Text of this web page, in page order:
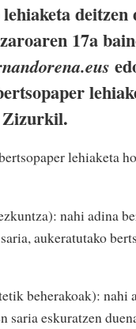
17a
Zizurkil.
lehiaketa
nahi adina
aukeratutako
beherakoak):
saria eskuratzen